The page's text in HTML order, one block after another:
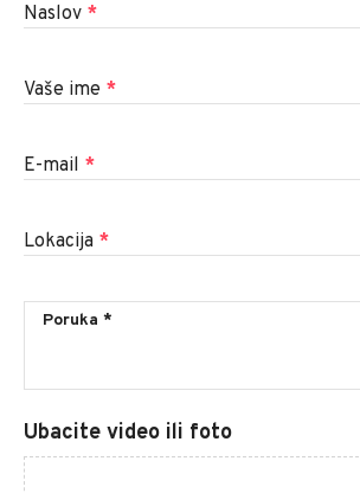
Naslov *
Vaše ime *
E-mail *
Lokacija *
Ubacite video ili foto